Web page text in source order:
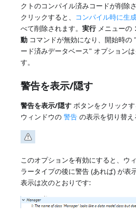
クトのコンパイル済みコードが削除
クリックすると、 コンパイル時に生
べて削除されます。実行メニューの
動 コマンドが無効になり、開始時の
ード済みデータベース" オプション
す。
警告を表示/隠す
警告を表示/隠す ボタンをクリック
ウィンドウの警告 の表示を切り替え
このオプションを有効にすると、ウ
ラータイプの後に警告 (あれば) が表
表示は次のとおりです: